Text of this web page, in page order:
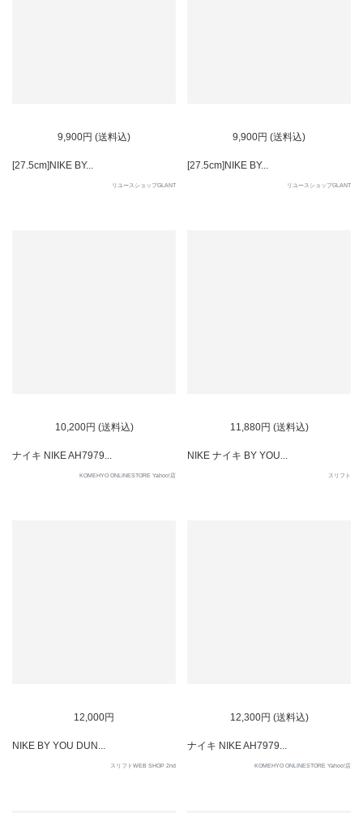
9,900円 (送料込)
[27.5cm]NIKE BY...
リユースショップGLANT
9,900円 (送料込)
[27.5cm]NIKE BY...
リユースショップGLANT
10,200円 (送料込)
ナイキ NIKE AH7979...
KOMEHYO ONLINESTORE Yahoo!店
11,880円 (送料込)
NIKE ナイキ BY YOU...
スリフト
12,000円
NIKE BY YOU DUN...
スリフトWEB SHOP 2nd
12,300円 (送料込)
ナイキ NIKE AH7979...
KOMEHYO ONLINESTORE Yahoo!店